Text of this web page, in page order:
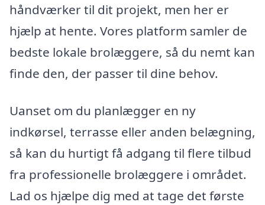
håndværker til dit projekt, men her er
hjælp at hente. Vores platform samler de
bedste lokale brolæggere, så du nemt kan
finde den, der passer til dine behov.
Uanset om du planlægger en ny
indkørsel, terrasse eller anden belægning,
så kan du hurtigt få adgang til flere tilbud
fra professionelle brolæggere i området.
Lad os hjælpe dig med at tage det første